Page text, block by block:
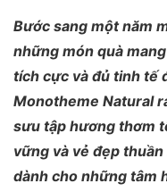
Bước sang một năm
những món quà
tích cực và đủ tinh tế
Monotheme Natural
sưu tập hương thơm
vững và vẻ đẹp
dành cho những tâm